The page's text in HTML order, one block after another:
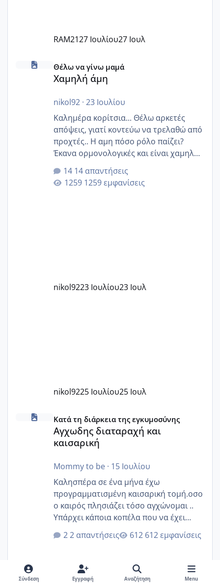
RAM2127 Ιουλίου27 Ιουλ
Χαμηλή άμη
Θέλω να γίνω μαμά
Χαμηλή άμη
nikol92· 23 Ιουλίου
Καλημέρα κορίτσια... Θέλω αρκετές
απόψεις, γιατί κοντεύω να τρελαθώ από
προχτές.. Η αμη πόσο ρόλο παίζει?
Έκανα ορμονολογικές και είναι χαμηλή
για την ηλικία μου.. Είχα ήδη μια
εγκυμοσύνη, που έπρεπε να τερματιστεί
στην 27η εβδομάδα και προσπαθώ 7
14 απαντήσεις
1259 εμφανίσεις
nikol9223 Ιουλίου23 Ιουλ
nikol9225 Ιουλίου25 Ιουλ
Αγχωδης διαταραχή και καισαρική
Κατά τη διάρκεια της εγκυμοσύνης
Αγχωδης διαταραχή και
καισαρική
Mommy to be· 15 Ιουλίου
Καλησπέρα σε ένα μήνα έχω
προγραμματισμένη καισαρική τομή.οσο
ο καιρός πλησιάζει τόσο αγχώνομαι ..
Υπάρχει κάποια κοπέλα που να έχει
παρόμοιο ιστορικό να μας πει την
εμπειρία της;Να σημειώσω είναι η
στην πρώτη είχα κάνει ολική νάρκωση
..βέβαια δεν είχα κανένα άγχος και
2 απαντήσεις 612 εμφανίσεις
Σύνδεση Εγγραφή Αναζήτηση Menu